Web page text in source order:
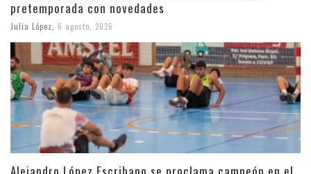
pretemporada con novedades
Julia López, 6 agosto, 2026